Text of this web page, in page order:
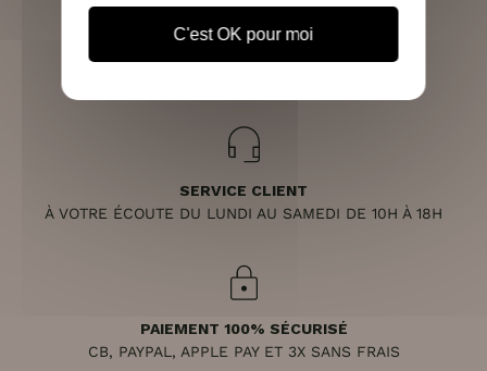
SERVICE CLIENT
À VOTRE ÉCOUTE DU LUNDI AU SAMEDI DE 10H À 18H
PAIEMENT 100% SÉCURISÉ
CB, PAYPAL, APPLE PAY ET 3X SANS FRAIS
C'est OK pour moi